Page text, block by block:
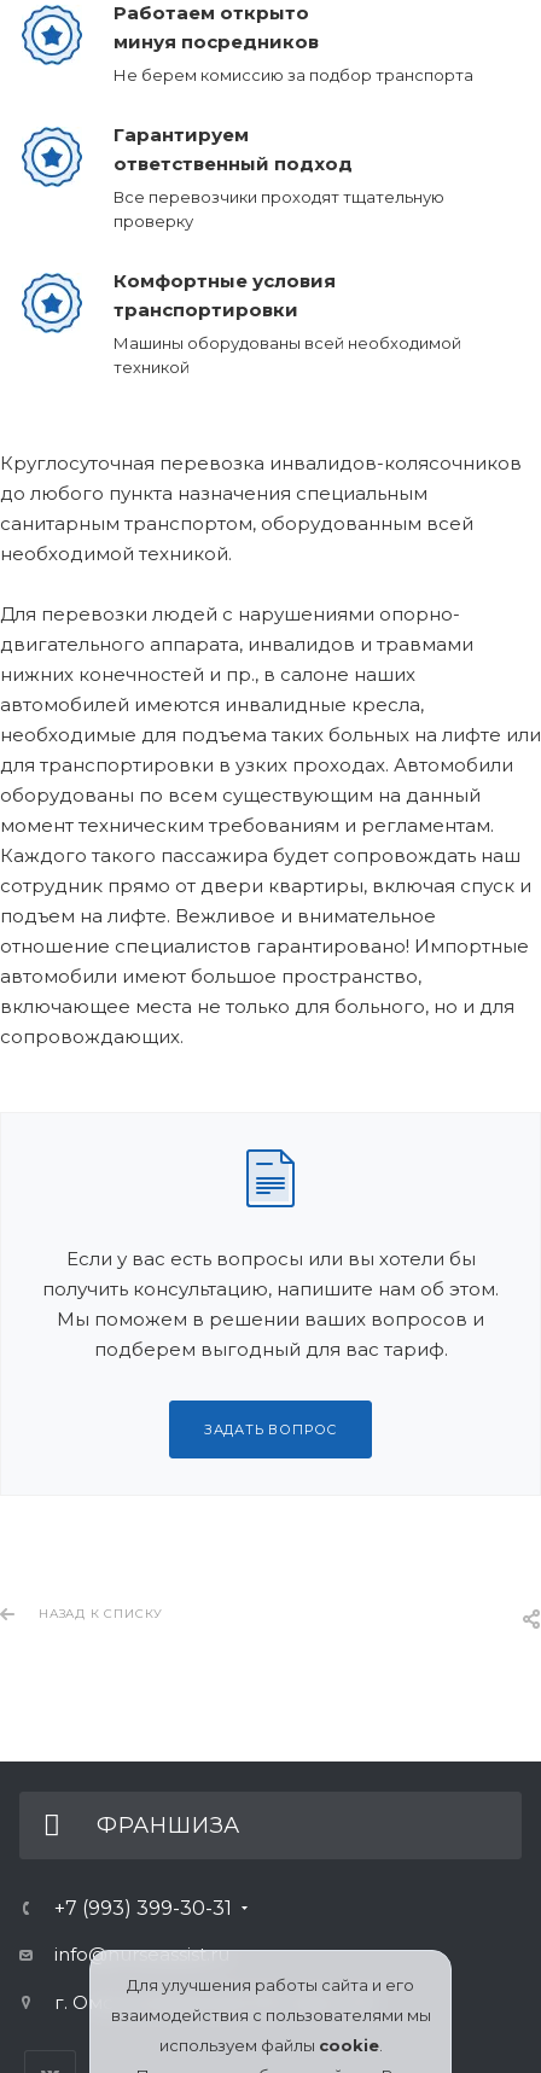
Работаем открыто
минуя посредников
Не берем комиссию за подбор транспорта
Гарантируем
ответственный подход
Все перевозчики проходят тщательную
проверку
Комфортные условия
транспортировки
Машины оборудованы всей необходимой
техникой
Круглосуточная перевозка инвалидов-колясочников
до любого пункта назначения специальным
санитарным транспортом, оборудованным всей
необходимой техникой.
Для перевозки людей с нарушениями опорно-
двигательного аппарата, инвалидов и травмами
нижних конечностей и пр., в салоне наших
автомобилей имеются инвалидные кресла,
необходимые для подъема таких больных на лифте или
для транспортировки в узких проходах. Автомобили
оборудованы по всем существующим на данный
момент техническим требованиям и регламентам.
Каждого такого пассажира будет сопровождать наш
сотрудник прямо от двери квартиры, включая спуск и
подъем на лифте. Вежливое и внимательное
отношение специалистов гарантировано! Импортные
автомобили имеют большое пространство,
включающее места не только для больного, но и для
сопровождающих.
Если у вас есть вопросы или вы хотели бы
получить консультацию, напишите нам об этом.
Мы поможем в решении ваших вопросов и
подберем выгодный для вас тариф.
ЗАДАТЬ ВОПРОС
НАЗАД К СПИСКУ
ФРАНШИЗА
+7 (993) 399-30-31
info@nurseassist.ru
г. Омск, ул.Булатова 100, офис 410
Для улучшения работы сайта и его
взаимодействия с пользователями мы
используем файлы cookie.